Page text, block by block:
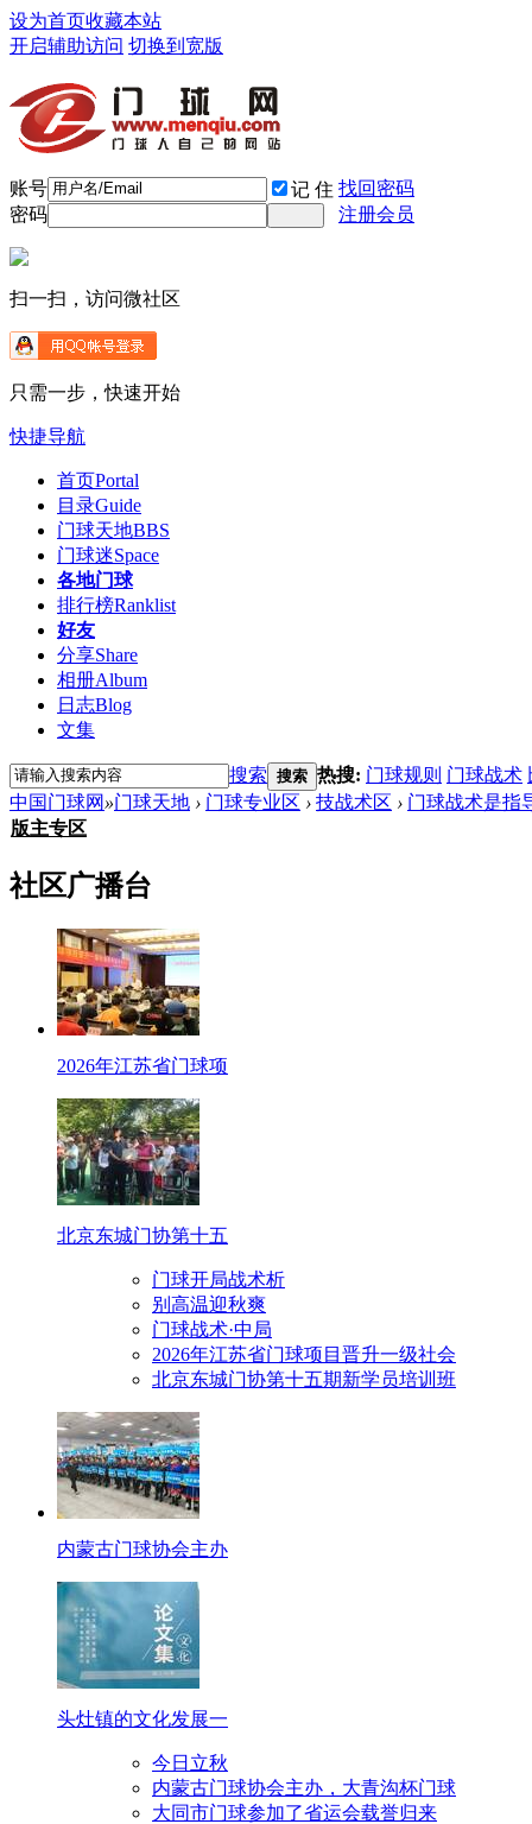
设为首页收藏本站
开启辅助访问 切换到宽版
账号 记 住 找回密码
密码
注册会员
扫一扫，访问微社区
只需一步，快速开始
快捷导航
首页Portal
目录Guide
门球天地BBS
门球迷Space
各地门球
排行榜Ranklist
好友
分享Share
相册Album
日志Blog
文集
搜索 搜索 热搜: 门球规则 门球战术
中国门球网 »门球天地 › 门球专业区 › 技战术区 › 门球战术是指
版主专区
社区广播台
2026年江苏省门球项
北京东城门协第十五
门球开局战术析
别高温迎秋爽
门球战术·中局
2026年江苏省门球项目晋升一级社会
北京东城门协第十五期新学员培训班
内蒙古门球协会主办
头灶镇的文化发展一
今日立秋
内蒙古门球协会主办，大青沟杯门球
大同市门球参加了省运会载誉归来